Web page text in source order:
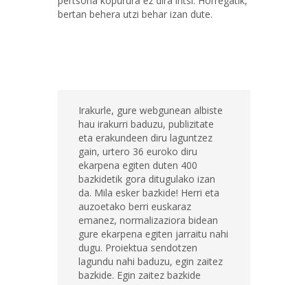
bertan behera utzi behar izan dute.
Irakurle, gure webgunean albiste
hau irakurri baduzu, publizitate
eta erakundeen diru laguntzez
gain, urtero 36 euroko diru
ekarpena egiten duten 400
bazkidetik gora ditugulako izan
da. Mila esker bazkide! Herri eta
auzoetako berri euskaraz
emanez, normalizaziora bidean
gure ekarpena egiten jarraitu nahi
dugu. Proiektua sendotzen
lagundu nahi baduzu, egin zaitez
bazkide. Egin zaitez bazkide